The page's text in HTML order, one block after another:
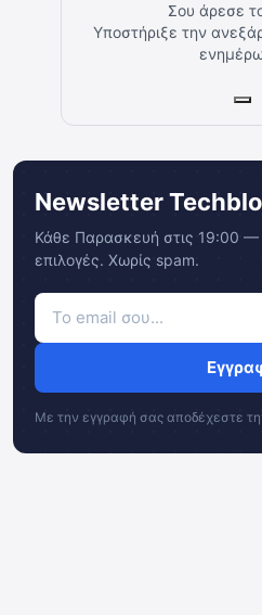
Σου άρεσε
Υποστήριξε την
Newsletter
Κάθε Παρασκευή στις 19:00
επιλογές. Χωρίς spam.
Με την εγγραφή σας αποδέχεστε